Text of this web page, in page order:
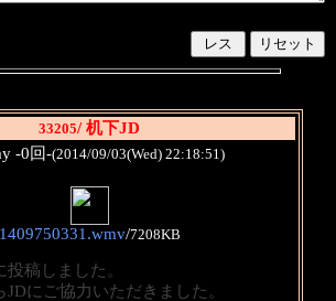
33205/ 机下JD
-0回-(2014/09/03(Wed) 22:18:51)
1409750331.wmv/7208KB
投稿しました。
JDにご協力いただきました。